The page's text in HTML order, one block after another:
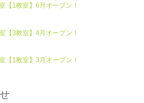
【1教室】6月オープン！
【3教室】4月オープン！
【1教室】3月オープン！